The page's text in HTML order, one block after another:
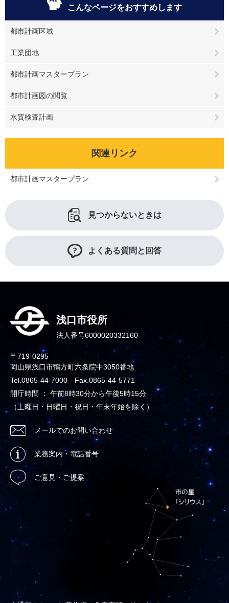
こんなページをおすすめします
都市計画区域
工業団地
都市計画マスタープラン
都市計画図の閲覧
水質検査計画
関連リンク
都市計画マスタープラン
見つからないときは
よくある質問と回答
浅口市役所
法人番号6000020332160
〒719-0295
岡山県浅口市鴨方町六条院中3050番地
Tel.0865-44-7000 Fax.0865-44-5771
開庁時間 ： 午前8時30分から午後5時15分
（土曜日・日曜日・祝日・年末年始を除く）
メールでのお問い合わせ
業務案内・電話番号
ご意見・ご提案